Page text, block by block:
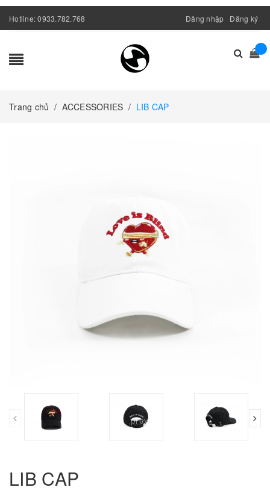
Hotline:0933.782.768 Đăng nhập Đăng ký
Trang chủ / ACCESSORIES / LIB CAP
prev
LIB CAP